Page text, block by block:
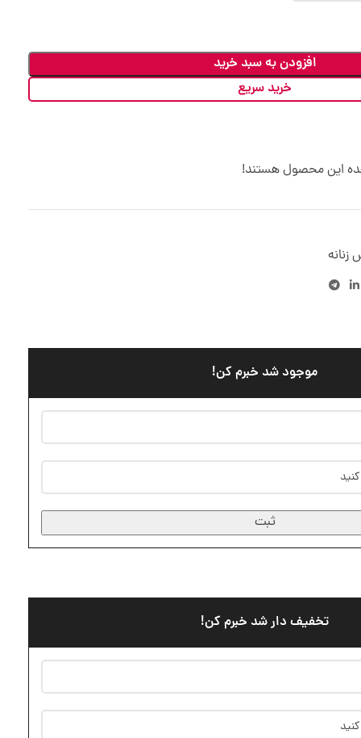
افزودن به سبد خرید
خرید سریع
این محصول هستند!
زنانه
موجود شد خبرم کن!
ثبت
تخفیف دار شد خبرم کن!